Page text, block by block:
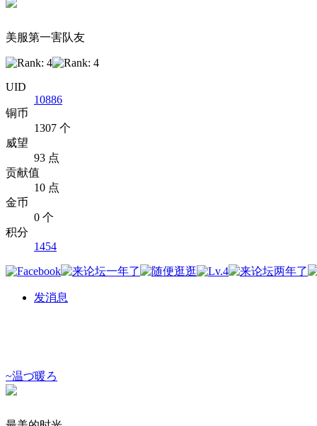
美服第一害队友
UID
10886
铜币
1307 个
威望
93 点
贡献值
10 点
金币
0 个
积分
1454
发消息
~温づ暖ろ